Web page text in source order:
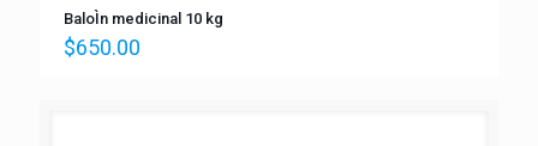
BaloÌn medicinal 10 kg
$650.00